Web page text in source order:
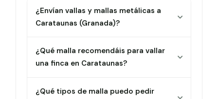
¿Envían vallas y mallas metálicas a
Carataunas (Granada)?
¿Qué malla recomendáis para vallar
una finca en Carataunas?
¿Qué tipos de malla puedo pedir